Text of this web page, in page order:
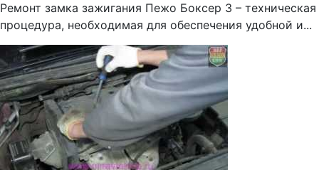
Ремонт замка зажигания Пежо Боксер 3 – техническая
процедура, необходимая для обеспечения удобной и...